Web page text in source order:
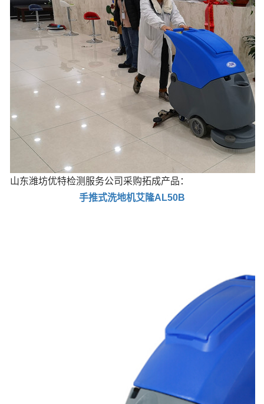
山东潍坊优特检测服务公司采购拓成产品：
手推式洗地机艾隆AL50B